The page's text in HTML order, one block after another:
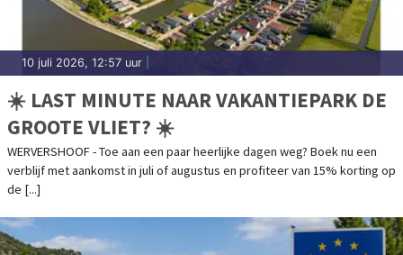
10 juli 2026, 12:57 uur
☀️ LAST MINUTE NAAR VAKANTIEPARK DE
GROOTE VLIET? ☀️
WERVERSHOOF - Toe aan een paar heerlijke dagen weg? Boek nu een
verblijf met aankomst in juli of augustus en profiteer van 15% korting op
de [...]